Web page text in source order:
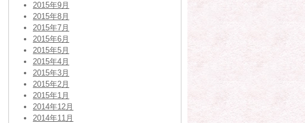
2015年9月
2015年8月
2015年7月
2015年6月
2015年5月
2015年4月
2015年3月
2015年2月
2015年1月
2014年12月
2014年11月